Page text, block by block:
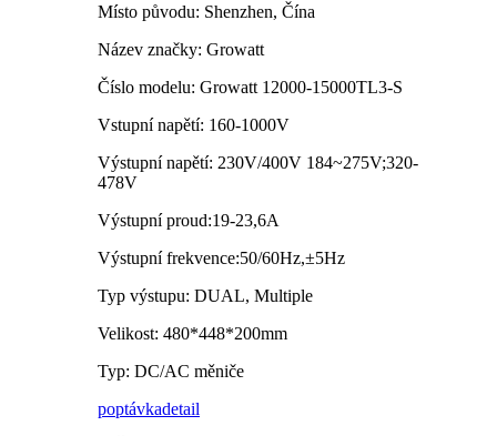
Místo původu: Shenzhen, Čína
Název značky: Growatt
Číslo modelu: Growatt 12000-15000TL3-S
Vstupní napětí: 160-1000V
Výstupní napětí: 230V/400V 184~275V;320-
478V
Výstupní proud:19-23,6A
Výstupní frekvence:50/60Hz,±5Hz
Typ výstupu: DUAL, Multiple
Velikost: 480*448*200mm
Typ: DC/AC měniče
poptávkadetail